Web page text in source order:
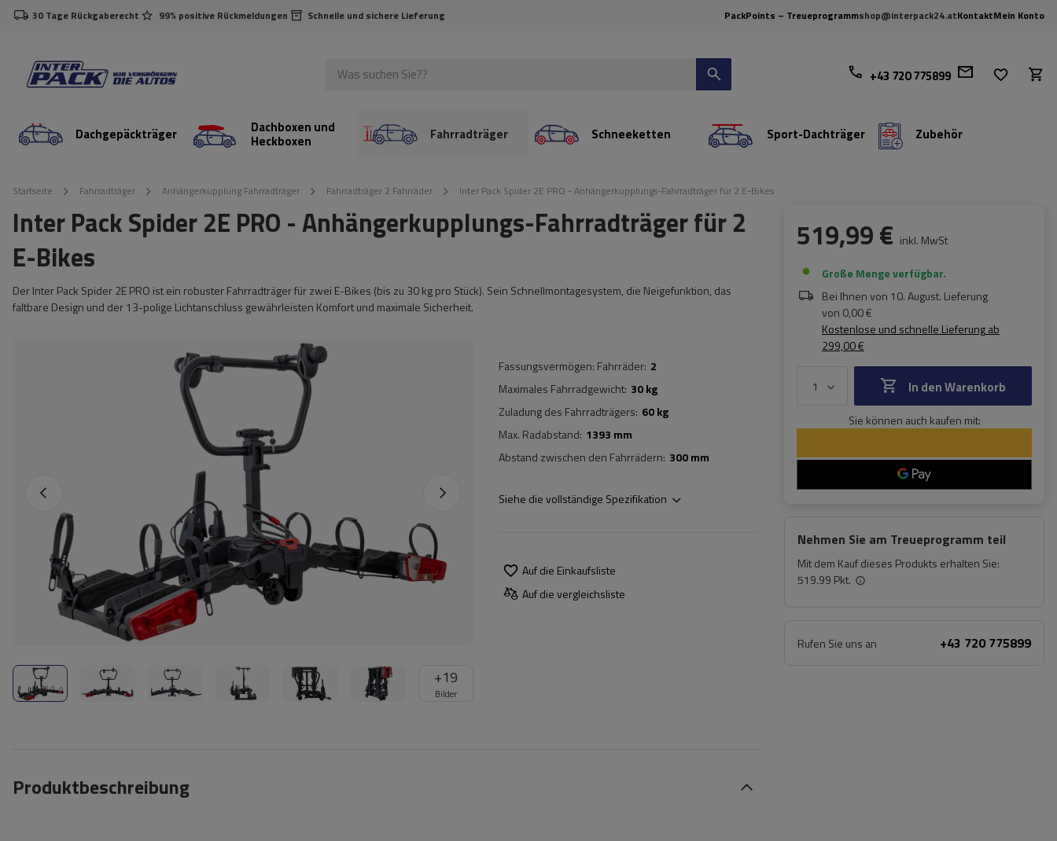
30 Tage Rückgaberecht 99% positive Rückmeldungen Schnelle und sichere Lieferung PackPoints – Treueprogrammshop@interpack24.atKontaktMein Konto
+43 720 775899
Dachgepäckträger Dachboxen und
Heckboxen Fahrradträger Schneeketten Sport-Dachträger Zubehör
Startseite Fahrradträger Anhängerkupplung Fahrradträger Fahrradträger 2 Fahrräder Inter Pack Spider 2E PRO - Anhängerkupplungs-Fahrradträger für 2 E-Bikes
Inter Pack Spider 2E PRO - Anhängerkupplungs-Fahrradträger für 2
E-Bikes
Der Inter Pack Spider 2E PRO ist ein robuster Fahrradträger für zwei E-Bikes (bis zu 30 kg pro Stück). Sein Schnellmontagesystem, die Neigefunktion, das
faltbare Design und der 13-polige Lichtanschluss gewährleisten Komfort und maximale Sicherheit.
+19
Bilder
Fassungsvermögen: Fahrräder 2
Maximales Fahrradgewicht 30 kg
Zuladung des Fahrradträgers 60 kg
Max. Radabstand 1393 mm
Abstand zwischen den Fahrrädern 300 mm
Siehe die vollständige Spezifikation
Auf die Einkaufsliste
Auf die vergleichsliste
519,99 € inkl. MwSt
Große Menge verfügbar
Bei Ihnen von 10. August. Lieferung
von 0,00 €
Kostenlose und schnelle Lieferungab
299,00 €
In den Warenkorb
Sie können auch kaufen mit:
Nehmen Sie am Treueprogramm teil
Mit dem Kauf dieses Produkts erhalten Sie:
519.99 Pkt.
Rufen Sie uns an +43 720 775899
Produktbeschreibung